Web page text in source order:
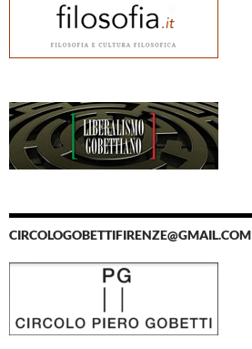
CIRCOLOGOBETTIFIRENZE@GMAIL.COM